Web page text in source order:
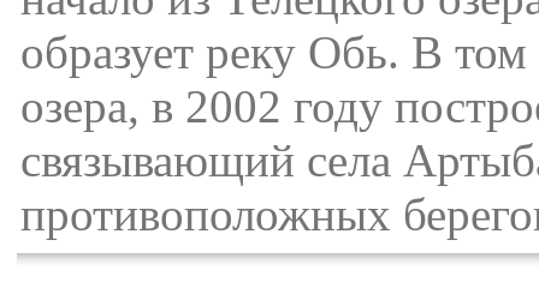
образует реку Обь. В том
озера, в 2002 году
связывающий села
противоположных